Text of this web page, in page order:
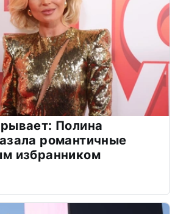
Полина
романтичные
избранником